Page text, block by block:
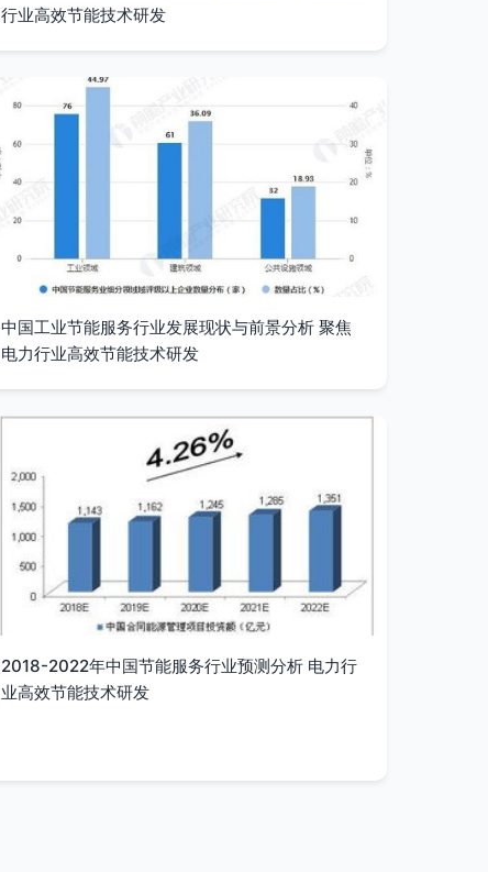
行业高效节能技术研发
中国工业节能服务行业发展现状与前景分析 聚焦
电力行业高效节能技术研发
2018-2022年中国节能服务行业预测分析 电力行
业高效节能技术研发